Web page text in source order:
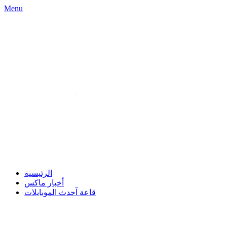
Menu
الرئيسية
أخبار ماكس
قاعة آحدث الموبايلات